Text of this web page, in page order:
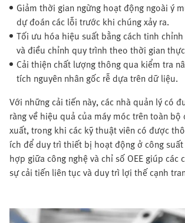
Giảm thời gian ngừng hoạt động ngoài ý
dự đoán các lỗi trước khi chúng xảy ra.
Tối ưu hóa hiệu suất bằng cách tinh
và điều chỉnh quy trình theo thời gian
Cải thiện chất lượng thông qua kiểm tra
tích nguyên nhân gốc rễ dựa trên dữ liệu.
Với những cải tiến này, các nhà quản lý có
ràng về hiệu quả của máy móc trên toàn bộ
xuất, trong khi các kỹ thuật viên có được
ích để duy trì thiết bị hoạt động ở công
hợp giữa công nghệ và chỉ số OEE giúp các
sự cải tiến liên tục và duy trì lợi thế cạnh